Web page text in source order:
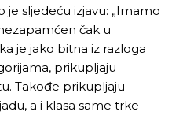
sljedeću izjavu: „Imamo
čak u
je jako bitna iz razloga
prikupljaju
Takođe prikupljaju
a i klasa same trke